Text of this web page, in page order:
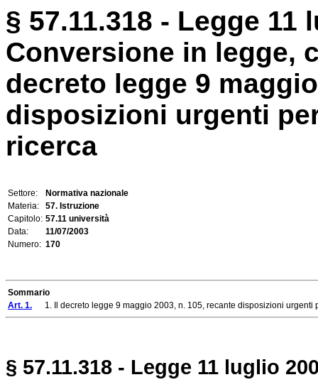
§ 57.11.318 - Legge 11
Conversione in legge,
decreto legge 9
disposizioni urgenti
ricerca
Settore:
Normativa nazionale
Materia:
57. Istruzione
Capitolo: 57.11 università
Data:
11/07/2003
Numero: 170
Sommario
Art. 1. 1. Il decreto legge 9 maggio 2003, n. 105, recante disposizioni urgenti
§ 57.11.318 - Legge 11 luglio